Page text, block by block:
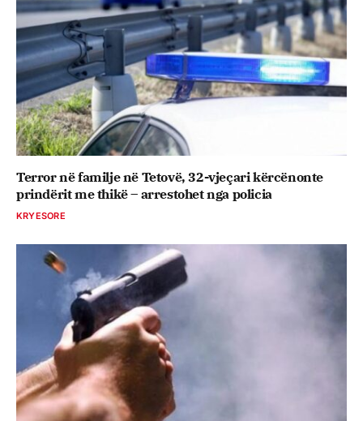
Terror në familje në Tetovë, 32-vjeçari kërcënonte
prindërit me thikë – arrestohet nga policia
KRYESORE